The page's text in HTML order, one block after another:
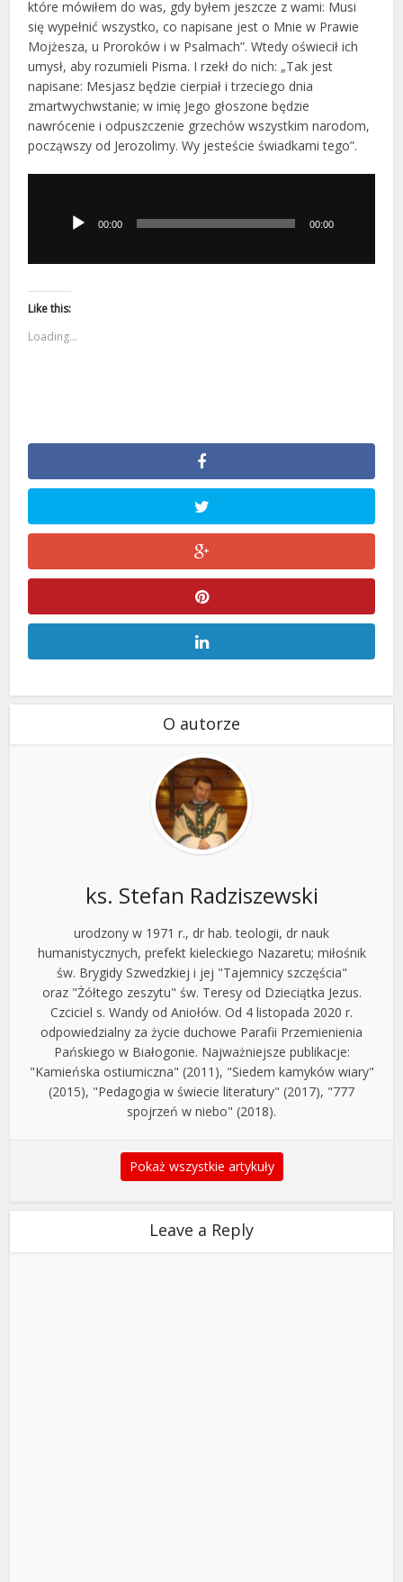
które mówiłem do was, gdy byłem jeszcze z wami: Musi
się wypełnić wszystko, co napisane jest o Mnie w Prawie
Mojżesza, u Proroków i w Psalmach”. Wtedy oświecił ich
umysł, aby rozumieli Pisma. I rzekł do nich: „Tak jest
napisane: Mesjasz będzie cierpiał i trzeciego dnia
zmartwychwstanie; w imię Jego głoszone będzie
nawrócenie i odpuszczenie grzechów wszystkim narodom,
począwszy od Jerozolimy. Wy jesteście świadkami tego”.
dźwiękowych00:00 00:00
Like this:
Loading...
O autorze
ks. Stefan Radziszewski
urodzony w 1971 r., dr hab. teologii, dr nauk
humanistycznych, prefekt kieleckiego Nazaretu; miłośnik
św. Brygidy Szwedzkiej i jej "Tajemnicy szczęścia"
oraz "Żółtego zeszytu" św. Teresy od Dzieciątka Jezus.
Czciciel s. Wandy od Aniołów. Od 4 listopada 2020 r.
odpowiedzialny za życie duchowe Parafii Przemienienia
Pańskiego w Białogonie. Najważniejsze publikacje:
"Kamieńska ostiumiczna" (2011), "Siedem kamyków wiary"
(2015), "Pedagogia w świecie literatury" (2017), "777
spojrzeń w niebo" (2018).
Pokaż wszystkie artykuły
Leave a Reply